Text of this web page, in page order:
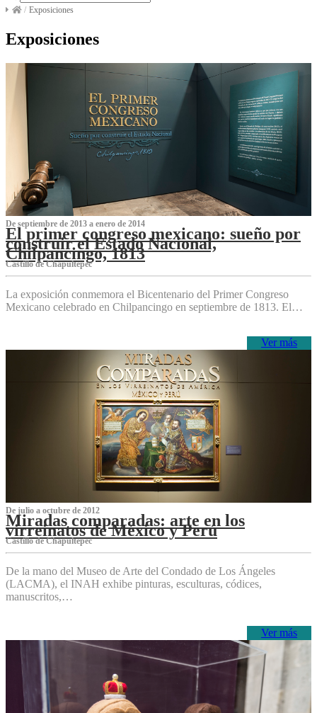
/ Exposiciones
Exposiciones
De septiembre de 2013 a enero de 2014
El primer congreso mexicano: sueño por
construir el Estado Nacional,
Chilpancingo, 1813
Castillo de Chapultepec
La exposición conmemora el Bicentenario del Primer Congreso
Mexicano celebrado en Chilpancingo en septiembre de 1813. El…
Ver más
De julio a octubre de 2012
Miradas comparadas: arte en los
virreinatos de México y Perú
Castillo de Chapultepec
De la mano del Museo de Arte del Condado de Los Ángeles
(LACMA), el INAH exhibe pinturas, esculturas, códices,
manuscritos,…
Ver más